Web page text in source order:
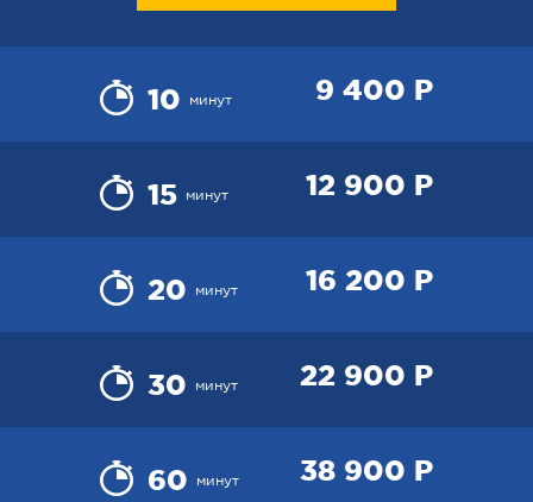
10 минут 9 400 Р
15 минут 12 900 Р
20 минут 16 200 Р
30 минут 22 900 Р
60 минут 38 900 Р